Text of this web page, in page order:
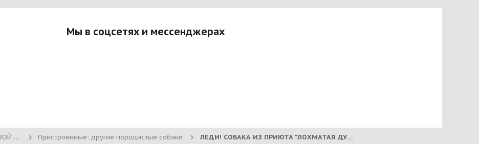
Мы в соцсетях и мессенджерах
ПРИСТРОЕННЫЕ СОБАКИ: ОНИ НАШЛИ СВОЙ ДОМ! Пристроенные: другие породистые собаки ЛЕДИ! СОБАКА ИЗ ПРИЮТА "ЛОХМАТАЯ ДУША"! (2025)